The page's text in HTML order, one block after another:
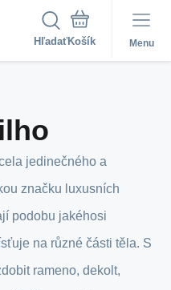
Hľadať Menu
jedinečného a
značku luxusních
podobu jakéhosi
na různé části těla. S
rameno, dekolt,